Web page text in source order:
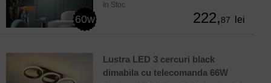
60w
In Stoc
222,87 lei
Lustra LED 3 cercuri black
dimabila cu telecomanda 66W